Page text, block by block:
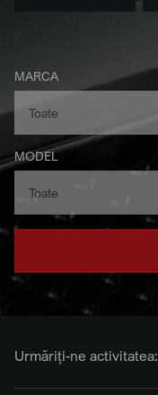
MARCA
MODEL
Urmăriți-ne activitatea: